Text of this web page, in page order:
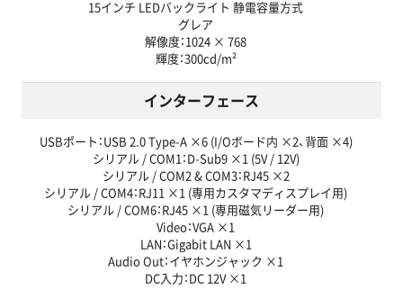
15インチ LEDバックライト 静電容量方式
グレア
解像度：1024 × 768
輝度：300cd/m²
インターフェース
USBポート：USB 2.0 Type-A ×6 (I/Oボード内 ×2、背面 ×4)
シリアル / COM1：D-Sub9 ×1 (5V / 12V)
シリアル / COM2 & COM3：RJ45 ×2
シリアル / COM4：RJ11 ×1 (専用カスタマディスプレイ用)
シリアル / COM6：RJ45 ×1 (専用磁気リーダー用)
Video：VGA ×1
LAN：Gigabit LAN ×1
Audio Out：イヤホンジャック ×1
DC入力：DC 12V ×1